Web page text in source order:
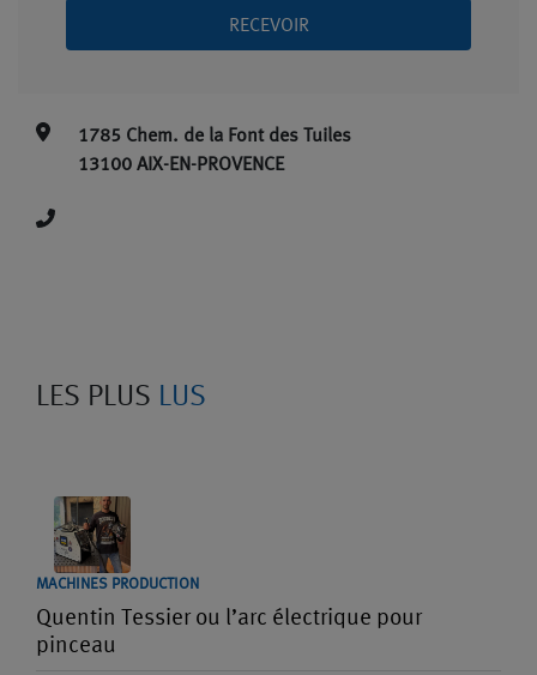
RECEVOIR
1785 Chem. de la Font des Tuiles
13100 AIX-EN-PROVENCE
LES PLUS LUS
MACHINES PRODUCTION
Quentin Tessier ou l’arc électrique pour
pinceau